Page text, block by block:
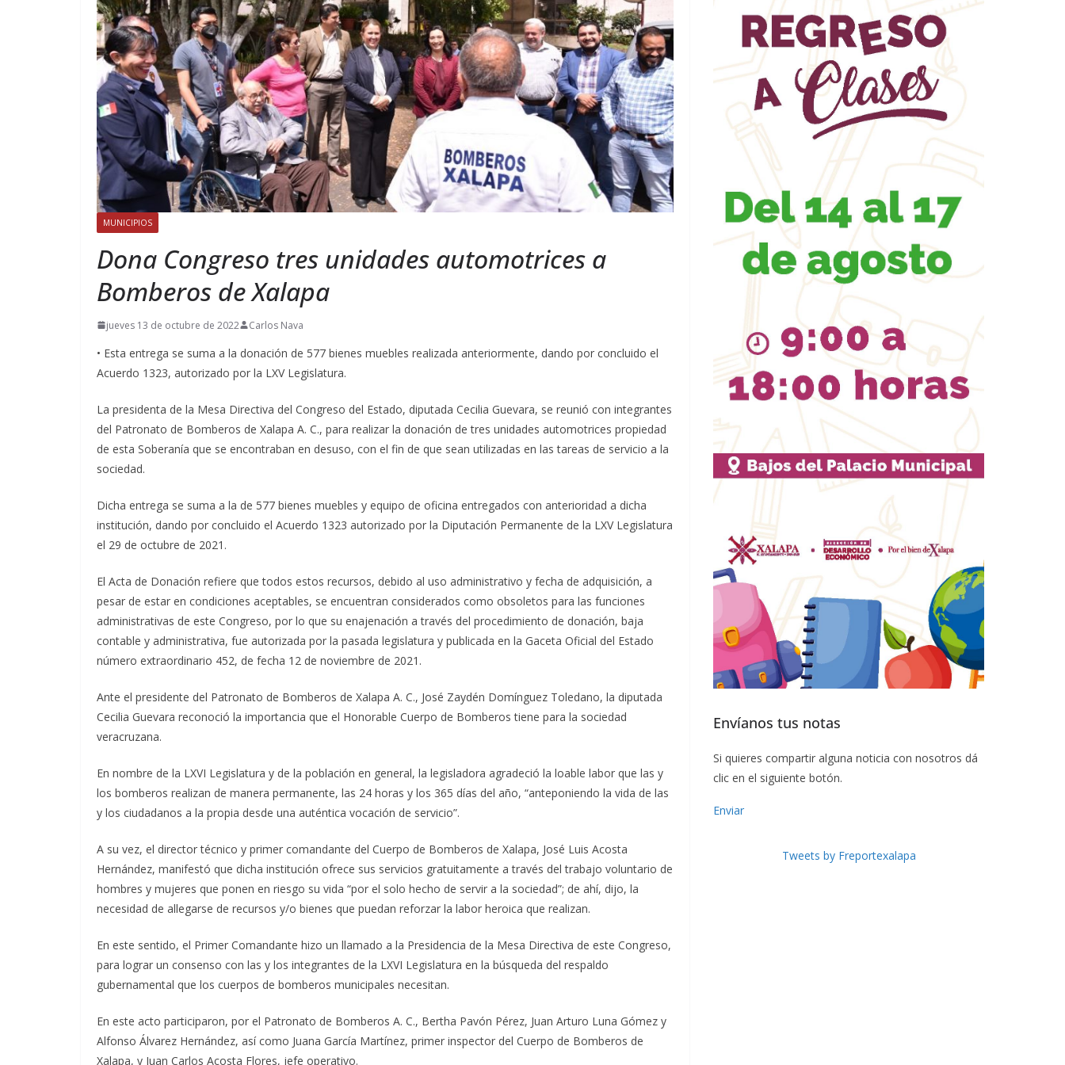
MUNICIPIOS
Dona Congreso tres unidades automotrices a
Bomberos de Xalapa
jueves 13 de octubre de 2022 Carlos Nava
• Esta entrega se suma a la donación de 577 bienes muebles realizada anteriormente, dando por concluido el
Acuerdo 1323, autorizado por la LXV Legislatura.
La presidenta de la Mesa Directiva del Congreso del Estado, diputada Cecilia Guevara, se reunió con integrantes
del Patronato de Bomberos de Xalapa A. C., para realizar la donación de tres unidades automotrices propiedad
de esta Soberanía que se encontraban en desuso, con el fin de que sean utilizadas en las tareas de servicio a la
sociedad.
Dicha entrega se suma a la de 577 bienes muebles y equipo de oficina entregados con anterioridad a dicha
institución, dando por concluido el Acuerdo 1323 autorizado por la Diputación Permanente de la LXV Legislatura
el 29 de octubre de 2021.
El Acta de Donación refiere que todos estos recursos, debido al uso administrativo y fecha de adquisición, a
pesar de estar en condiciones aceptables, se encuentran considerados como obsoletos para las funciones
administrativas de este Congreso, por lo que su enajenación a través del procedimiento de donación, baja
contable y administrativa, fue autorizada por la pasada legislatura y publicada en la Gaceta Oficial del Estado
número extraordinario 452, de fecha 12 de noviembre de 2021.
Ante el presidente del Patronato de Bomberos de Xalapa A. C., José Zaydén Domínguez Toledano, la diputada
Cecilia Guevara reconoció la importancia que el Honorable Cuerpo de Bomberos tiene para la sociedad
veracruzana.
En nombre de la LXVI Legislatura y de la población en general, la legisladora agradeció la loable labor que las y
los bomberos realizan de manera permanente, las 24 horas y los 365 días del año, “anteponiendo la vida de las
y los ciudadanos a la propia desde una auténtica vocación de servicio”.
A su vez, el director técnico y primer comandante del Cuerpo de Bomberos de Xalapa, José Luis Acosta
Hernández, manifestó que dicha institución ofrece sus servicios gratuitamente a través del trabajo voluntario de
hombres y mujeres que ponen en riesgo su vida “por el solo hecho de servir a la sociedad”; de ahí, dijo, la
necesidad de allegarse de recursos y/o bienes que puedan reforzar la labor heroica que realizan.
En este sentido, el Primer Comandante hizo un llamado a la Presidencia de la Mesa Directiva de este Congreso,
para lograr un consenso con las y los integrantes de la LXVI Legislatura en la búsqueda del respaldo
gubernamental que los cuerpos de bomberos municipales necesitan.
En este acto participaron, por el Patronato de Bomberos A. C., Bertha Pavón Pérez, Juan Arturo Luna Gómez y
Alfonso Álvarez Hernández, así como Juana García Martínez, primer inspector del Cuerpo de Bomberos de
Xalapa, y Juan Carlos Acosta Flores, jefe operativo.
Envíanos tus notas
Si quieres compartir alguna noticia con nosotros dá
clic en el siguiente botón.
Enviar
Tweets by Freportexalapa